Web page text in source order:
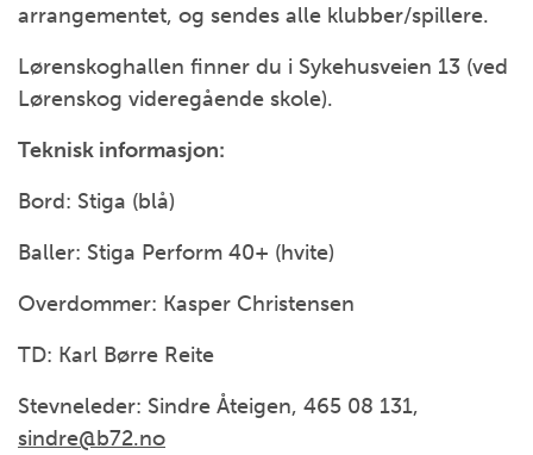
arrangementet, og sendes alle klubber/spillere.
Lørenskoghallen finner du i Sykehusveien 13 (ved
Lørenskog videregående skole).
Teknisk informasjon:
Bord: Stiga (blå)
Baller: Stiga Perform 40+ (hvite)
Overdommer: Kasper Christensen
TD: Karl Børre Reite
Stevneleder: Sindre Åteigen, 465 08 131,
sindre@b72.no